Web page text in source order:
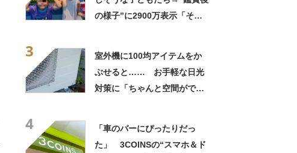
の様子”に2900万表示「そう
3
室外機に100均アイテムをか
ぶせると…… お手軽な日光
対策に「ちゃんと空間ができ
4
「車のバーにぴったりだっ
た」 3COINSの“スマホ＆ド